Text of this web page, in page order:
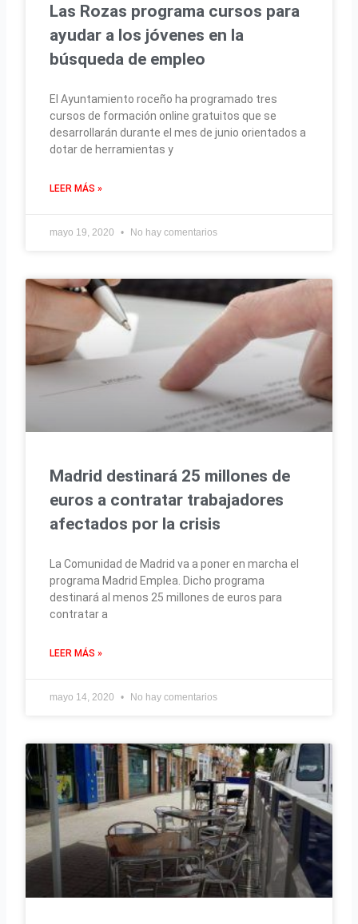
Las Rozas programa cursos para
ayudar a los jóvenes en la
búsqueda de empleo
El Ayuntamiento roceño ha programado tres
cursos de formación online gratuitos que se
desarrollarán durante el mes de junio orientados a
dotar de herramientas y
LEER MÁS »
mayo 19, 2020 No hay comentarios
Madrid destinará 25 millones de
euros a contratar trabajadores
afectados por la crisis
La Comunidad de Madrid va a poner en marcha el
programa Madrid Emplea. Dicho programa
destinará al menos 25 millones de euros para
contratar a
LEER MÁS »
mayo 14, 2020 No hay comentarios